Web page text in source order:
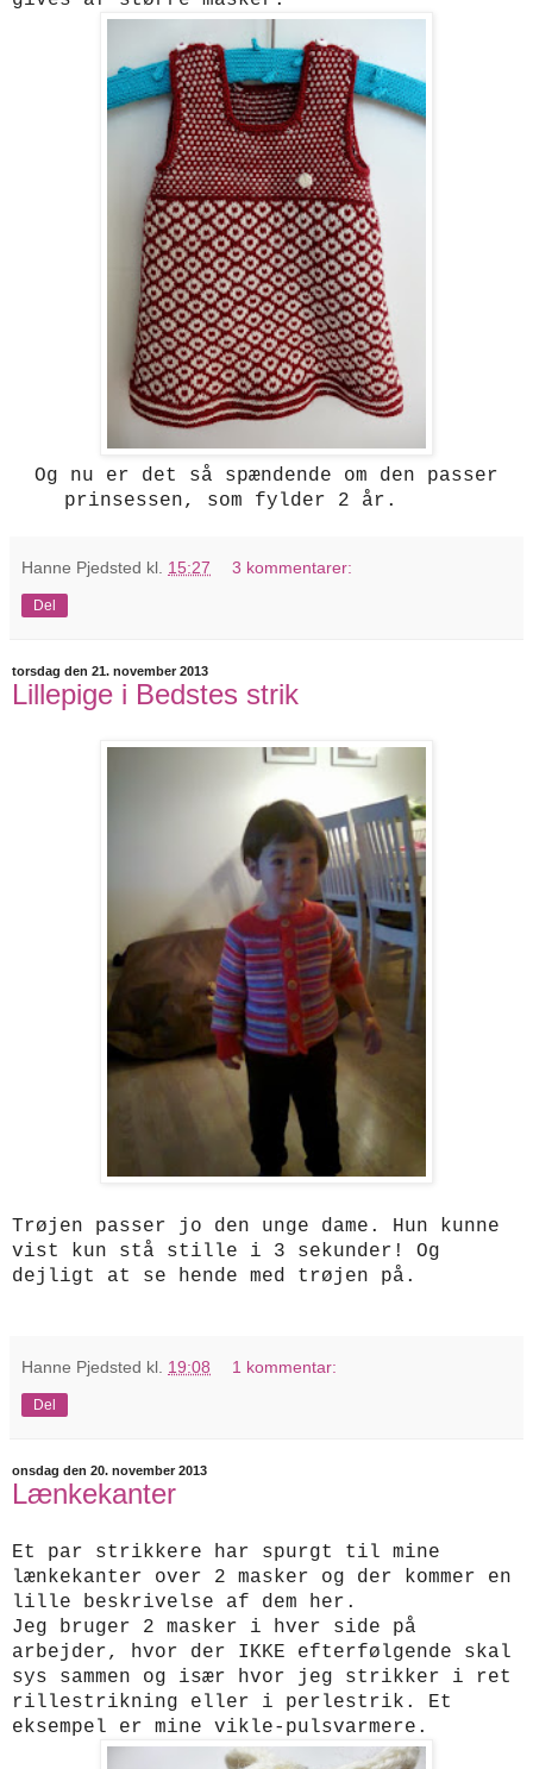
Og nu er det så spændende om den passer
prinsessen, som fylder 2 år.
Hanne Pjedsted kl. 15:27 3 kommentarer:
Del
torsdag den 21. november 2013
Lillepige i Bedstes strik
Trøjen passer jo den unge dame. Hun kunne
vist kun stå stille i 3 sekunder! Og
dejligt at se hende med trøjen på.
Hanne Pjedsted kl. 19:08 1 kommentar:
Del
onsdag den 20. november 2013
Lænkekanter
Et par strikkere har spurgt til mine
lænkekanter over 2 masker og der kommer en
lille beskrivelse af dem her.
Jeg bruger 2 masker i hver side på
arbejder, hvor der IKKE efterfølgende skal
sys sammen og især hvor jeg strikker i ret
rillestrikning eller i perlestrik. Et
eksempel er mine vikle-pulsvarmere.